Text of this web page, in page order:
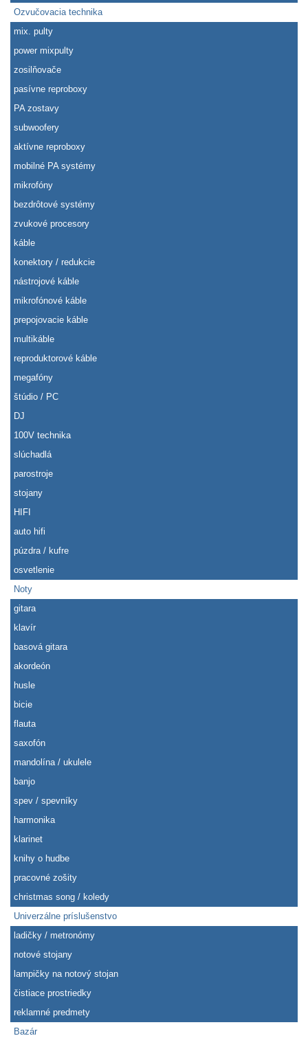
Ozvučovacia technika
mix. pulty
power mixpulty
zosilňovače
pasívne reproboxy
PA zostavy
subwoofery
aktívne reproboxy
mobilné PA systémy
mikrofóny
bezdrôtové systémy
zvukové procesory
káble
konektory / redukcie
nástrojové káble
mikrofónové káble
prepojovacie káble
multikáble
reproduktorové káble
megafóny
štúdio / PC
DJ
100V technika
slúchadlá
parostroje
stojany
HIFI
auto hifi
púzdra / kufre
osvetlenie
Noty
gitara
klavír
basová gitara
akordeón
husle
bicie
flauta
saxofón
mandolína / ukulele
banjo
spev / spevníky
harmonika
klarinet
knihy o hudbe
pracovné zošity
christmas song / koledy
Univerzálne príslušenstvo
ladičky / metronómy
notové stojany
lampičky na notový stojan
čistiace prostriedky
reklamné predmety
Bazár